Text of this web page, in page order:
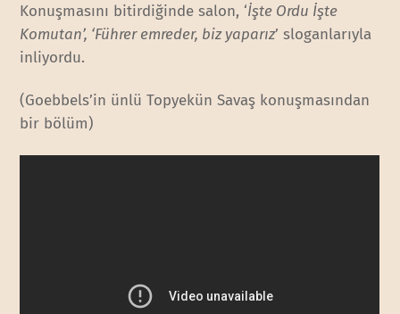
Konuşmasını bitirdiğinde salon, ‘İşte Ordu İşte
Komutan’, ‘Führer emreder, biz yaparız’ sloganlarıyla
inliyordu.
(Goebbels’in ünlü Topyekün Savaş konuşmasından
bir bölüm)